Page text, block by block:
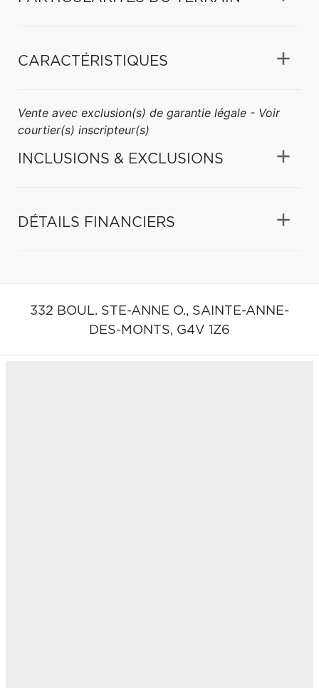
CARACTÉRISTIQUES
Vente avec exclusion(s) de garantie légale - Voir
courtier(s) inscripteur(s)
INCLUSIONS & EXCLUSIONS
DÉTAILS FINANCIERS
332 BOUL. STE-ANNE O., SAINTE-ANNE-
DES-MONTS, G4V 1Z6